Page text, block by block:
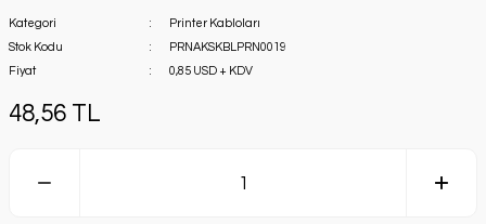
Kategori
Printer Kabloları
Stok Kodu
PRNAKSKBLPRN0019
Fiyat
0,85 USD + KDV
48,56 TL